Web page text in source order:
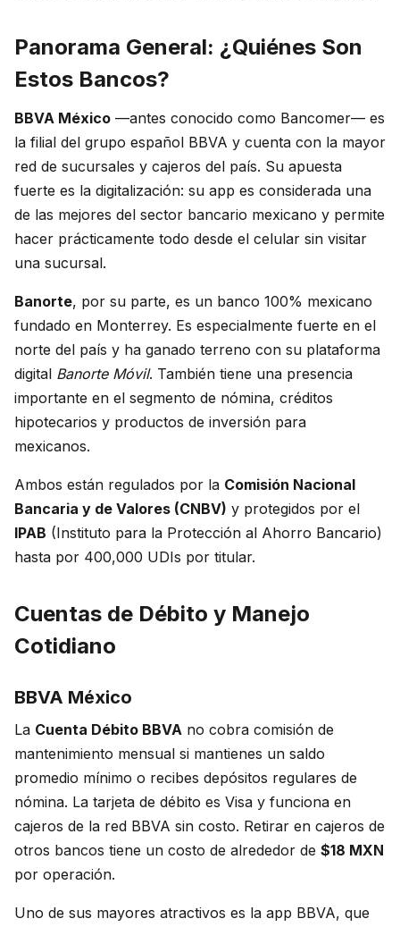
Panorama General: ¿Quiénes Son
Estos Bancos?
BBVA México —antes conocido como Bancomer— es
la filial del grupo español BBVA y cuenta con la mayor
red de sucursales y cajeros del país. Su apuesta
fuerte es la digitalización: su app es considerada una
de las mejores del sector bancario mexicano y permite
hacer prácticamente todo desde el celular sin visitar
una sucursal.
Banorte, por su parte, es un banco 100% mexicano
fundado en Monterrey. Es especialmente fuerte en el
norte del país y ha ganado terreno con su plataforma
digital Banorte Móvil. También tiene una presencia
importante en el segmento de nómina, créditos
hipotecarios y productos de inversión para
mexicanos.
Ambos están regulados por la Comisión Nacional
Bancaria y de Valores (CNBV) y protegidos por el
IPAB (Instituto para la Protección al Ahorro Bancario)
hasta por 400,000 UDIs por titular.
Cuentas de Débito y Manejo
Cotidiano
BBVA México
La Cuenta Débito BBVA no cobra comisión de
mantenimiento mensual si mantienes un saldo
promedio mínimo o recibes depósitos regulares de
nómina. La tarjeta de débito es Visa y funciona en
cajeros de la red BBVA sin costo. Retirar en cajeros de
otros bancos tiene un costo de alrededor de $18 MXN
por operación.
Uno de sus mayores atractivos es la app BBVA, que